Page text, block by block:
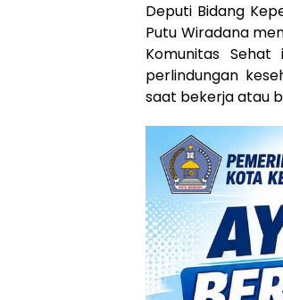
Deputi Bidang
Putu Wiradana
Komunitas
perlindungan
saat bekerja atau